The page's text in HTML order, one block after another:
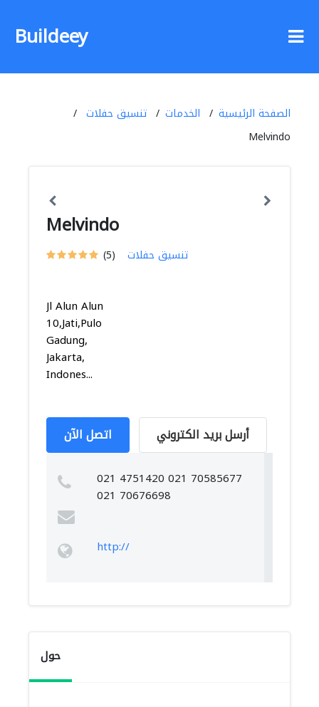
Buildeey
الصفحة الرئيسية الخدمات
تنسيق حفلات
Melvindo
Melvindo
(5) تنسيق حفلات
Jl Alun Alun
10,Jati,Pulo
Gadung,
Jakarta,
Indones...
اتصل الآن أرسل بريد الكتروني
021 4751420 021 70585677
021 70676698
http://
حول